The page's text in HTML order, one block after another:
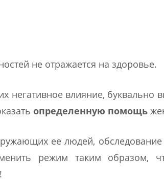
не отражается на здоровье.
негативное влияние, буквально
определенную помощь
ее людей, обследование
режим таким образом,
!